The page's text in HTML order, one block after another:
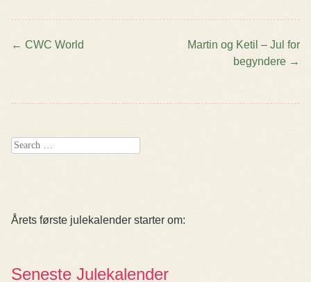
← CWC World
Martin og Ketil – Jul for
begyndere →
Search
Årets første julekalender starter om:
Seneste Julekalender